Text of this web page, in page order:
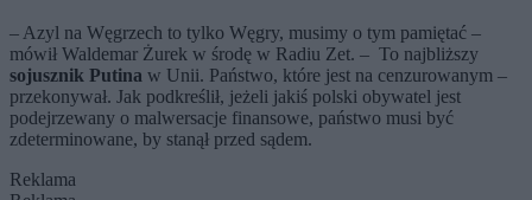
– Azyl na Węgrzech to tylko Węgry, musimy o tym pamiętać –
mówił Waldemar Żurek w środę w Radiu Zet. – To najbliższy
sojusznik Putina w Unii. Państwo, które jest na cenzurowanym –
przekonywał. Jak podkreślił, jeżeli jakiś polski obywatel jest
podejrzewany o malwersacje finansowe, państwo musi być
zdeterminowane, by stanął przed sądem.
Reklama